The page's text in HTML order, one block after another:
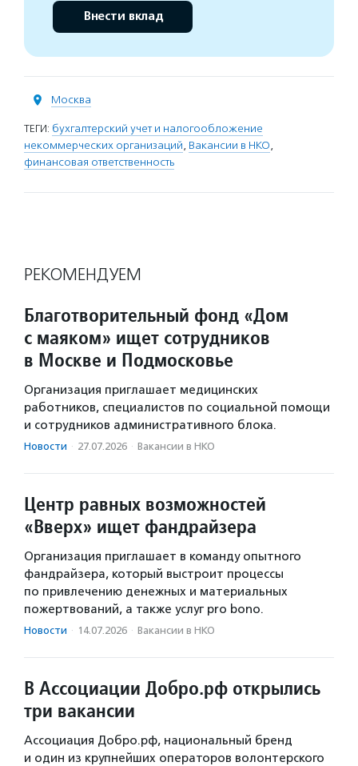
Внести вклад
Москва
ТЕГИ: бухгалтерский учет и налогообложение
некоммерческих организаций, Вакансии в НКО,
финансовая ответственность
РЕКОМЕНДУЕМ
Благотворительный фонд «Дом
с маяком» ищет сотрудников
в Москве и Подмосковье
Организация приглашает медицинских
работников, специалистов по социальной помощи
и сотрудников административного блока.
Новости · 27.07.2026 · Вакансии в НКО
Центр равных возможностей
«Вверх» ищет фандрайзера
Организация приглашает в команду опытного
фандрайзера, который выстроит процессы
по привлечению денежных и материальных
пожертвований, а также услуг pro bono.
Новости · 14.07.2026 · Вакансии в НКО
В Ассоциации Добро.рф открылись
три вакансии
Ассоциация Добро.рф, национальный бренд
и один из крупнейших операторов волонтерского